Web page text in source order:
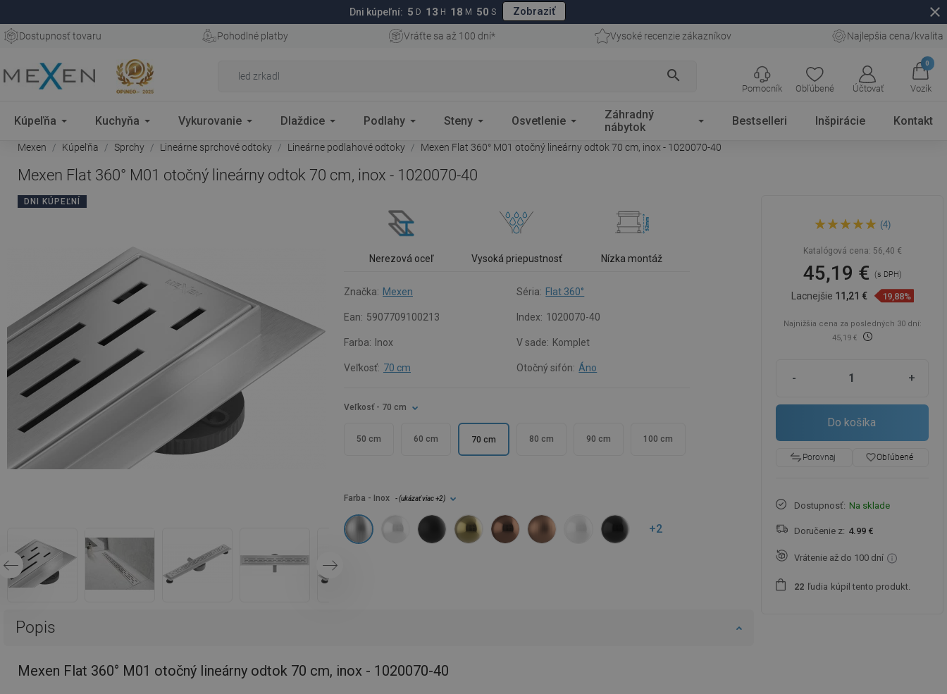
Dni kúpeľní: 5 D 13 H 18 M 49 S Zobraziť close
Dostupnosť tovaru Pohodlné platby Vráťte sa až 100 dní* Vysoké recenzie zákazníkov Najlepšia cena/kvalita
search
Obľúbené Účtovať
0
Vozík
Pomocník
Kúpeľňa Kuchyňa Vykurovanie Dlaždice Podlahy Steny Osvetlenie
Záhradný
nábytok
Bestselleri Inšpirácie Kontakt
Mexen Kúpeľňa Sprchy Lineárne sprchové odtoky Lineárne podlahové odtoky Mexen Flat 360° M01 otočný lineárny odtok 70 cm, inox - 1020070-40
Mexen Flat 360° M01 otočný lineárny odtok 70 cm, inox - 1020070-40
DNI KÚPEĽNÍ
Nerezová oceľ Vysoká priepustnosť Nízka montáž
Značka: Mexen Séria: Flat 360°
Ean: 5907709100213 Index: 1020070-40
Farba: Inox V sade: Komplet
Veľkosť: 70 cm Otočný sifón: Áno
Veľkosť- 70 cm
50 cm 60 cm 70 cm 80 cm 90 cm 100 cm
Farba - Inox - (ukázať viac+2)
+2
Popis
Mexen Flat 360° M01 otočný lineárny odtok 70 cm, inox - 1020070-40
lineárny odtok 70 cm, inox -
(4)
Katalógová cena: 56,40 €
45,19 € (s DPH)
Lacnejšie 11,21 € 19,88%
Najnižšia cena za posledných 30 dní:
45,19 €
- +
Do košíka
Porovnaj favorite_borderObľúbené
Dostupnosť: Na sklade
Doručenie z: 4.99 €
Vrátenie až do 100 dní
22 ľudia kúpil tento produkt.